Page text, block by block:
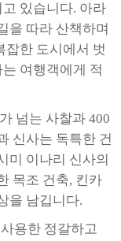
있습니다. 아라
을 따라 산책하며
잡한 도시에서 벗
여행객에게 적
넘는 사찰과 400
신사는 독특한 건
미 이나리 신사의
목조 건축, 킨카
을 남깁니다.
용한 정갈하고